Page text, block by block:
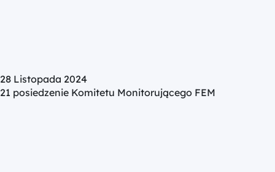
28 Listopada 2024
21 posiedzenie Komitetu Monitorującego FEM